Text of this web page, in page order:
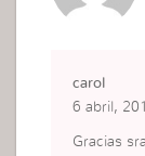
carol
6 abril,
Gracias